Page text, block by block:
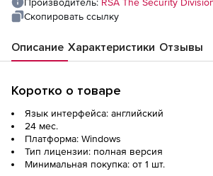
Скопировать ссылку
Описание Характеристики Отзывы
Коротко о товаре
Язык интерфейса: английский
24 мес.
Платформа: Windows
Тип лицензии: полная версия
Минимальная покупка: от 1 шт.